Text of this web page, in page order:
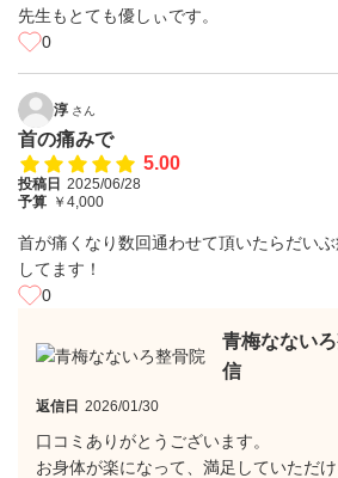
先生もとても優しぃです。
0
淳 さん
首の痛みで
5.00
投稿日 2025/06/28
予算 ￥4,000
首が痛くなり数回通わせて頂いたらだい
してます！
0
青梅なない
信
返信日 2026/01/30
口コミありがとうございます。
お身体が楽になって、満足していただ